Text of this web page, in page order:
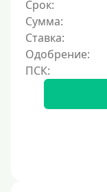
25000 руб
30000 руб
30000 руб на год
35000 руб
40000 руб
Срок:
Сумма:
Ставка:
Одобрение: